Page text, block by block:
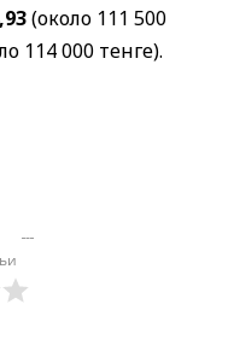
(около 111 500
114 000 тенге).